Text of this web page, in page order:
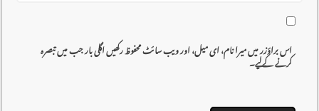
اس براؤزر میں میرا نام، ای میل، اور ویب سائٹ محفوظ رکھیں اگلی بار جب میں تبصرہ
کرنے کےلیے۔